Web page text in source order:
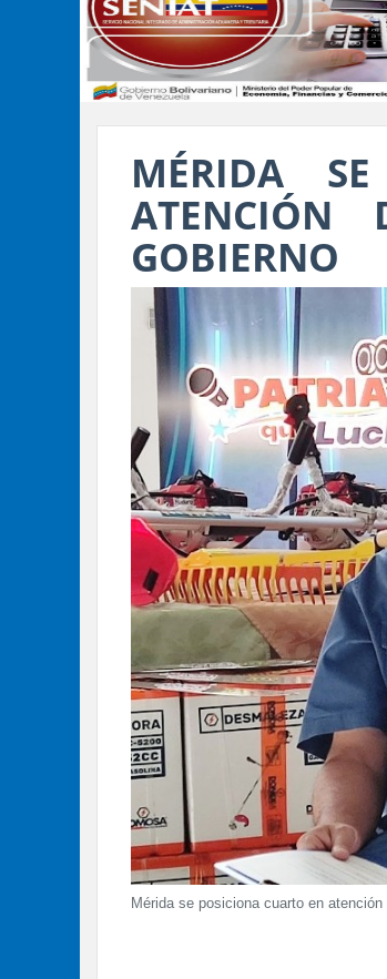
MÉRIDA
GOBIERNO
Mérida se posiciona cuarto en